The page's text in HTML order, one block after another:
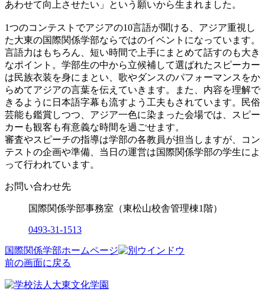
あわせて向上させたい」という願いから生まれました。
1つのコンテストでアジアの10言語が聞ける、アジア重視し
た大東の国際関係学部ならではのイベントになっています。
言語力はもちろん、短い時間で上手にまとめて話すのも大き
なポイント。学部生の中から立候補して選ばれたスピーカー
は民族衣装を身にまとい、歌やダンスのパフォーマンスをか
らめてアジアの言葉を伝えていきます。また、内容を理解で
きるように日本語字幕も流すよう工夫もされています。民俗
芸能も鑑賞しつつ、アジア一色に染まった会場では、スピー
カーも観客も有意義な時間を過ごせます。
審査やスピーチの指導は学部の各教員が担当しますが、コン
テストの企画や準備、当日の運営は国際関係学部の学生によ
って行われています。
お問い合わせ先
国際関係学部事務室（東松山校舎管理棟1階）
0493-31-1513
国際関係学部ホームページ
前の画面に戻る